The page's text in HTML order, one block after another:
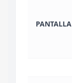
PANTALLA